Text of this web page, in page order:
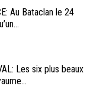
Au Bataclan le 24
Les six plus beaux